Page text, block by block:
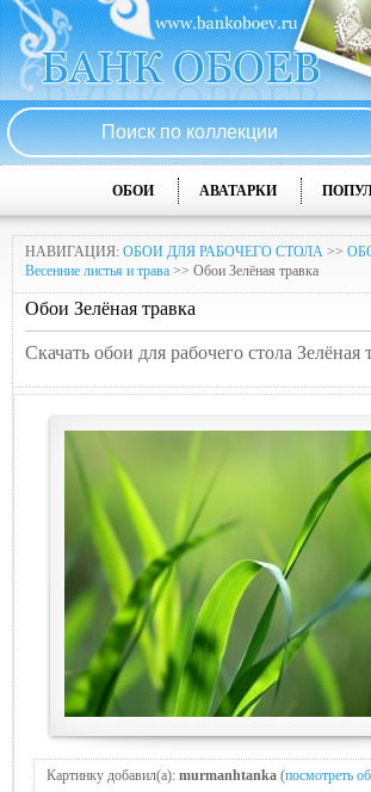
ОБОИ АВАТАРКИ
НАВИГАЦИЯ: ОБОИ ДЛЯ РАБОЧЕГО СТОЛА >>
Весенние листья и трава >> Обои Зелёная травка
Обои Зелёная травка
Скачать обои для рабочего стола Зелёная
Картинку добавил(а): murmanhtanka (посмотреть